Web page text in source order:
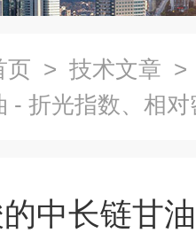
页 > 技术文章 >
- 折光指数、相
中长链甘